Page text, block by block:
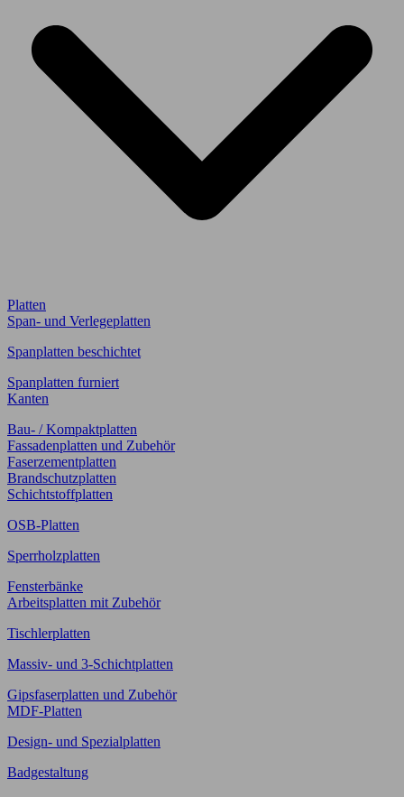
Platten
Span- und Verlegeplatten
Spanplatten beschichtet
Spanplatten furniert
Kanten
Bau- / Kompaktplatten
Fassadenplatten und Zubehör
Faserzementplatten
Brandschutzplatten
Schichtstoffplatten
OSB-Platten
Sperrholzplatten
Fensterbänke
Arbeitsplatten mit Zubehör
Tischlerplatten
Massiv- und 3-Schichtplatten
Gipsfaserplatten und Zubehör
MDF-Platten
Design- und Spezialplatten
Badgestaltung